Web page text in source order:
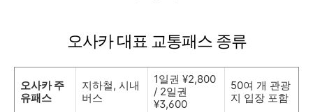
오사카 대표 교통패스 종류
오사카 주
유패스
지하철, 시내
버스
1일권 ¥2,800
/ 2일권
¥3,600
50여 개 관광
지 입장 포함